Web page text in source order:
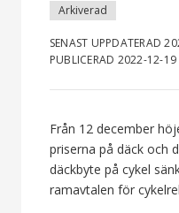
Arkiverad
SENAST UPPDATERAD
PUBLICERAD 2022-12-19
Från 12 december
priserna på däck och
däckbyte på cykel
ramavtalen för